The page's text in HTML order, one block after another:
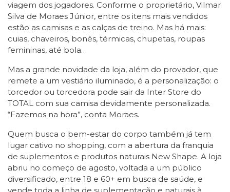
viagem dos jogadores. Conforme o proprietário, Vilmar
Silva de Moraes Júnior, entre os itens mais vendidos
estão as camisas e as calças de treino. Mas há mais:
cuias, chaveiros, bonés, térmicas, chupetas, roupas
femininas, até bola…
Mas a grande novidade da loja, além do provador, que
remete a um vestiário iluminado, é a personalização: o
torcedor ou torcedora pode sair da Inter Store do
TOTAL com sua camisa devidamente personalizada.
“Fazemos na hora”, conta Moraes.
Quem busca o bem-estar do corpo também já tem
lugar cativo no shopping, com a abertura da franquia
de suplementos e produtos naturais New Shape. A loja
abriu no começo de agosto, voltada a um público
diversificado, entre 18 e 60+ em busca de saúde, e